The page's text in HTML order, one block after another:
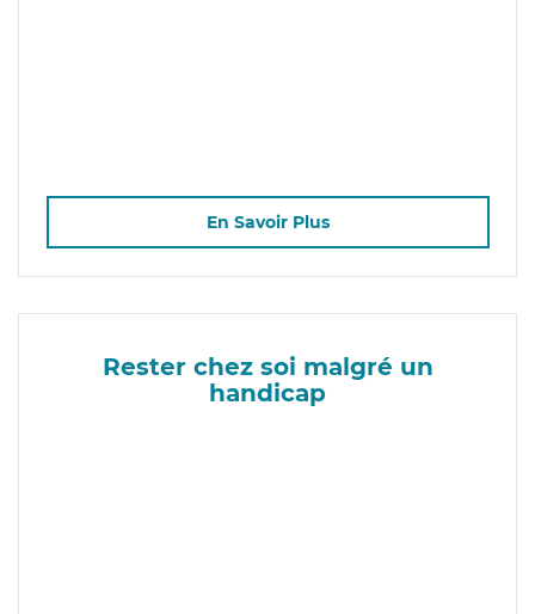
En Savoir Plus
Rester chez soi malgré un
handicap